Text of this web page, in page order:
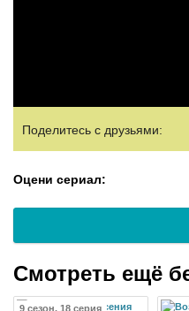
Поделитесь с друзьями:
Оцени сериал:
Смотреть ещё
9 сезон, 18 серия